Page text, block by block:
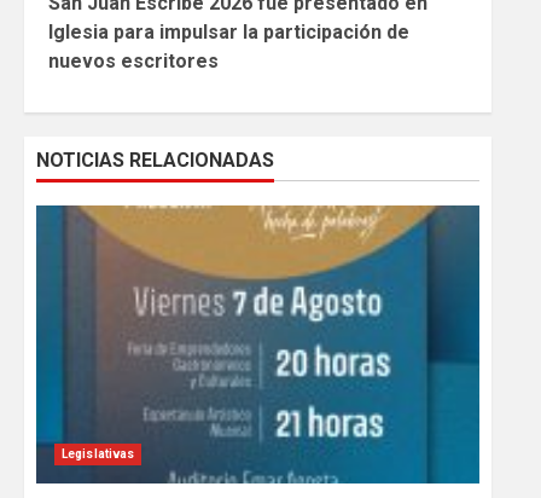
Reading
Iglesia para impulsar la participación de
nuevos escritores
NOTICIAS RELACIONADAS
Legislativas